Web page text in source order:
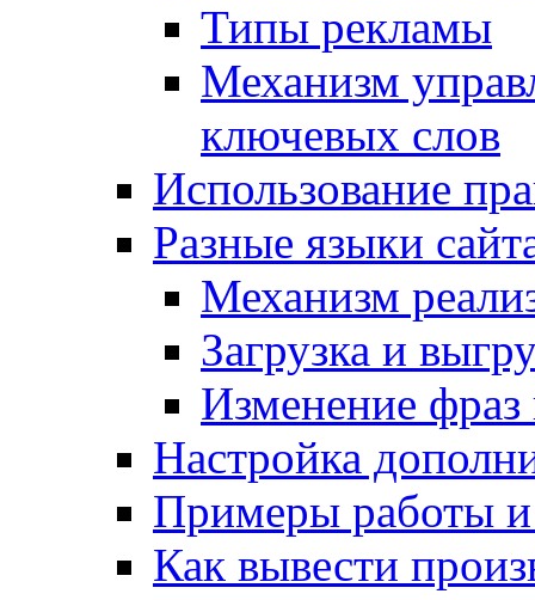
Типы рекламы
Механизм
ключевых слов
Использование
Разные языки
Механизм
Загрузка и
Изменение
Настройка
Примеры работы
Как вывести